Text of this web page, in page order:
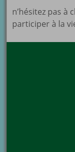
n’hésitez pas à
participer à la